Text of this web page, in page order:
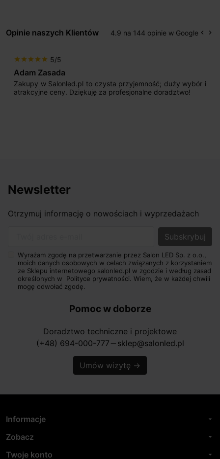
Opinie naszych Klientów 4.9 na 144 opinie w Google keyboard_arrow_left keyboard_arrow_right
star star star star star 5/5
Adam Zasada
Zakupy w Salonled.pl to czysta przyjemność; duży wybór i
atrakcyjne ceny. Dziękuję za profesjonalne doradztwo!
Newsletter
Otrzymuj informację o nowościach i wyprzedażach
Wyrażam zgodę na przetwarzanie przez Salon LED Sp. z o.o.,
moich danych osobowych w celach związanych z korzystaniem
ze Sklepu internetowego salonled.pl w zgodzie i według zasad
określonych w Polityce prywatności. Wiem, że w każdej chwili
mogę odwołać zgodę.
Pomoc w doborze
Doradztwo techniczne i projektowe
(+48) 694-000-777 horizontal_rule sklep@salonled.pl
Umów wizytę →
Informacje arrow_drop_down
Zobacz arrow_drop_down
Twoje konto arrow_drop_down